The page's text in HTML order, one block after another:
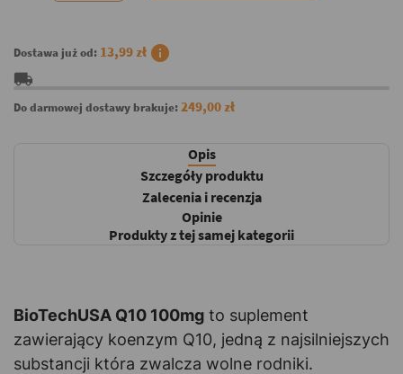
Dostawa już od: 13,99 zł info
local_shipping
Do darmowej dostawy brakuje:249,00 zł
Opis
Szczegóły produktu
Zalecenia i recenzja
Opinie
Produkty z tej samej kategorii
BioTechUSA Q10 100mg to suplement
zawierający koenzym Q10, jedną z najsilniejszych
substancji która zwalcza wolne rodniki.